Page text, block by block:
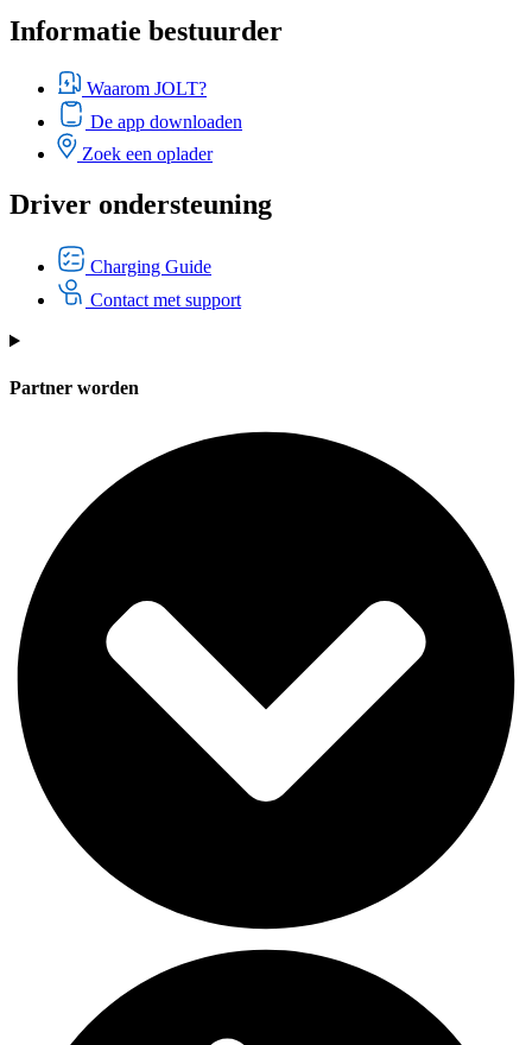
Informatie bestuurder
Waarom JOLT?
De app downloaden
Zoek een oplader
Driver ondersteuning
Charging Guide
Contact met support
Partner worden